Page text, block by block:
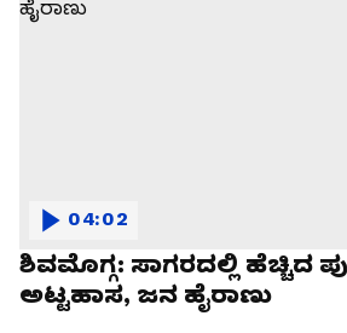
ಶಿವಮೊಗ್ಗ: ಸಾಗರದಲ್ಲಿ ಹೆಚ್ಚಿದ
ಅಟ್ಟಹಾಸ, ಜನ ಹೈರಾಣು
04:02